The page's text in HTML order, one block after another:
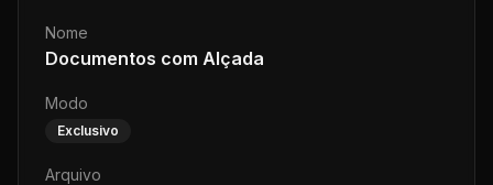
Nome
Documentos com Alçada
Modo
Exclusivo
Arquivo